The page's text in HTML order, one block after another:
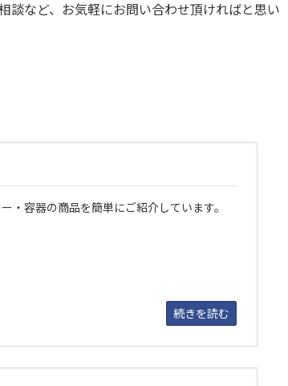
談など、お気軽にお問い合わせ頂ければと思い
ー・容器の商品を簡単にご紹介しています。
続きを読む